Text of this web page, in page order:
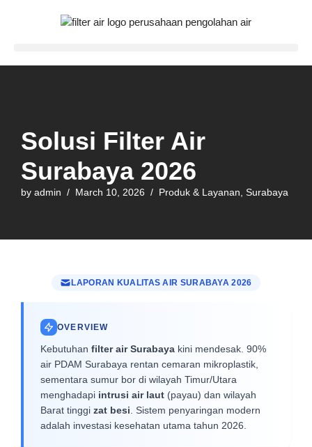
content
Solusi Filter Air
Surabaya 2026
by admin March 10, 2026 Produk & Layanan, Surabaya
LAPORAN KUALITAS AIR SURABAYA 2026
OVERVIEW
Kebutuhan filter air Surabaya kini mendesak. 90%
air PDAM Surabaya rentan cemaran mikroplastik,
sementara sumur bor di wilayah Timur/Utara
menghadapi intrusi air laut (payau) dan wilayah
Barat tinggi zat besi . Sistem penyaringan modern
adalah investasi kesehatan utama tahun 2026.